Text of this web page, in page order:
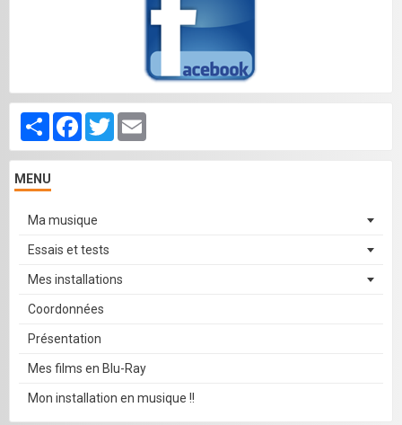
PartagerFacebook
Twitter
MENU
Ma musique
Essais et tests
Mes installations
Coordonnées
Présentation
Mes films en Blu-Ray
Mon installation en musique !!